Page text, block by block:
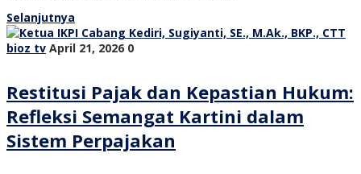
Selanjutnya
bioz tv April 21, 2026 0
Restitusi Pajak dan Kepastian Hukum:
Refleksi Semangat Kartini dalam
Sistem Perpajakan